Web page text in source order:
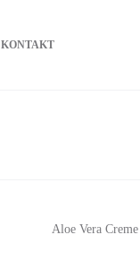
KONTAKT